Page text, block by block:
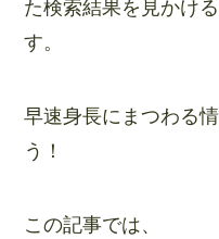
た検索結果を見かけ
す。
早速身長にまつわる
う！
この記事では、